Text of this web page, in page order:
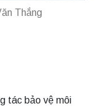
Thắng
tác bảo vệ môi